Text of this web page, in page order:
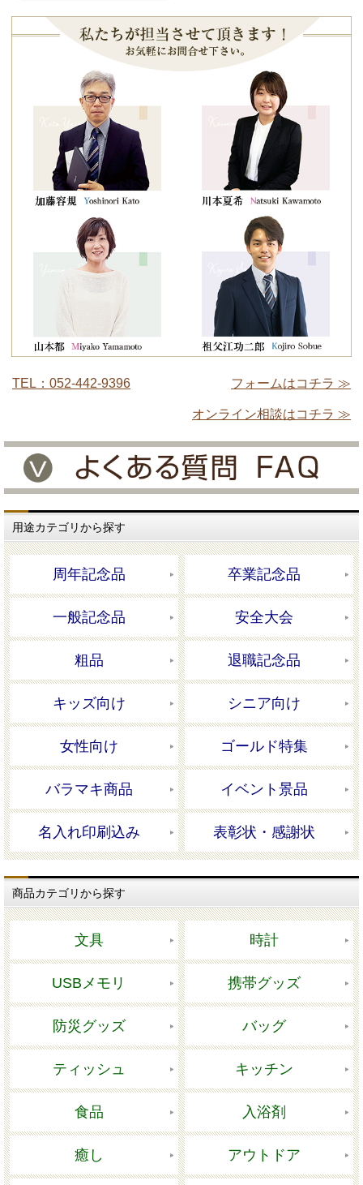
TEL：052-442-9396 フォームはコチラ ≫
オンライン相談はコチラ ≫
用途カテゴリから探す
周年記念品 卒業記念品
一般記念品 安全大会
粗品 退職記念品
キッズ向け シニア向け
女性向け ゴールド特集
バラマキ商品 イベント景品
名入れ印刷込み 表彰状・感謝状
商品カテゴリから探す
文具 時計
USBメモリ 携帯グッズ
防災グッズ バッグ
ティッシュ キッチン
食品 入浴剤
癒し アウトドア